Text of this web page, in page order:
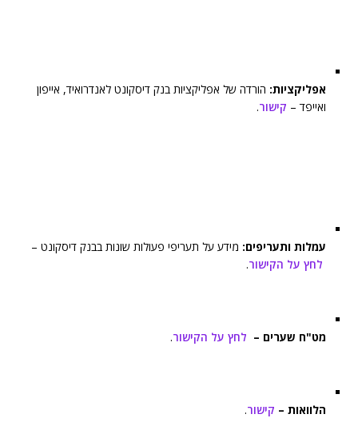
אפליקציות: הורדה של אפליקציות בנק דיסקונט לאנדרואיד, אייפון
ואייפד – קישור.
עמלות ותעריפים: מידע על תעריפי פעולות שונות בבנק דיסקונט –
לחץ על הקישור.
מט"ח שערים – לחץ על הקישור.
הלוואות – קישור.